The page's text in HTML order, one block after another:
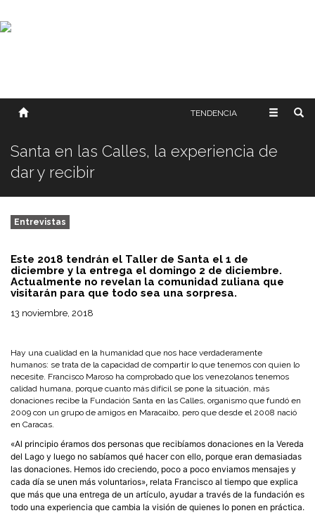
SOBRE NOSOTROS
TENDENCIA
Santa en las Calles, la experiencia de
dar y recibir
Entrevistas
Este 2018 tendrán el Taller de Santa el 1 de
diciembre y la entrega el domingo 2 de diciembre.
Actualmente no revelan la comunidad zuliana que
visitarán para que todo sea una sorpresa.
13 noviembre, 2018
Hay una cualidad en la humanidad que nos hace verdaderamente
humanos: se trata de la capacidad de compartir lo que tenemos con quien lo
necesite. Francisco Maroso ha comprobado que los venezolanos tenemos
calidad humana, porque cuanto más difícil se pone la situación, más
donaciones recibe la Fundación Santa en las Calles, organismo que fundó en
2009 con un grupo de amigos en Maracaibo, pero que desde el 2008 nació
en Caracas.
«Al principio éramos dos personas que recibíamos donaciones en la Vereda
del Lago y luego no sabíamos qué hacer con ello, porque eran demasiadas
las donaciones. Hemos ido creciendo, poco a poco enviamos mensajes y
cada día se unen más voluntarios», relata Francisco al tiempo que explica
que más que una entrega de un artículo, ayudar a través de la fundación es
todo una experiencia que cambia la visión de quienes lo ponen en práctica.